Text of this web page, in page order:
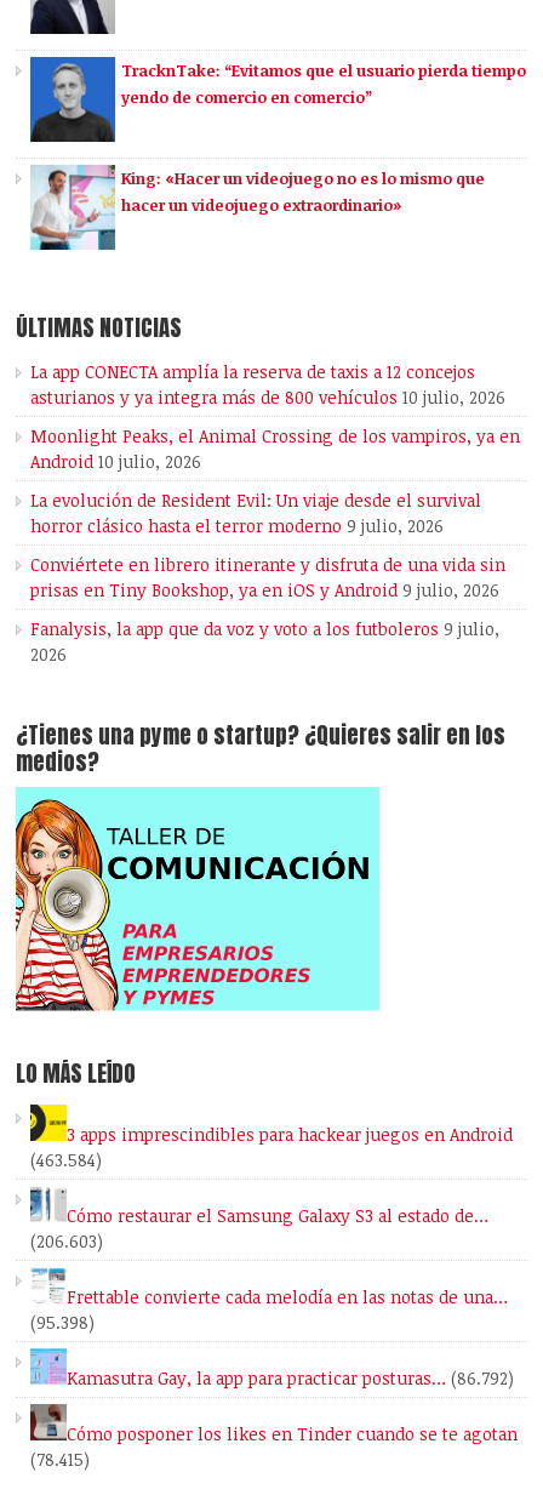
TracknTake: “Evitamos que el usuario pierda tiempo
yendo de comercio en comercio”
King: «Hacer un videojuego no es lo mismo que
hacer un videojuego extraordinario»
ÚLTIMAS NOTICIAS
La app CONECTA amplía la reserva de taxis a 12 concejos
asturianos y ya integra más de 800 vehículos 10 julio, 2026
Moonlight Peaks, el Animal Crossing de los vampiros, ya en
Android 10 julio, 2026
La evolución de Resident Evil: Un viaje desde el survival
horror clásico hasta el terror moderno 9 julio, 2026
Conviértete en librero itinerante y disfruta de una vida sin
prisas en Tiny Bookshop, ya en iOS y Android 9 julio, 2026
Fanalysis, la app que da voz y voto a los futboleros 9 julio,
2026
¿Tienes una pyme o startup? ¿Quieres salir en los
medios?
LO MÁS LEÍDO
3 apps imprescindibles para hackear juegos en Android
(463.584)
Cómo restaurar el Samsung Galaxy S3 al estado de…
(206.603)
Frettable convierte cada melodía en las notas de una…
(95.398)
Kamasutra Gay, la app para practicar posturas… (86.792)
Cómo posponer los likes en Tinder cuando se te agotan
(78.415)